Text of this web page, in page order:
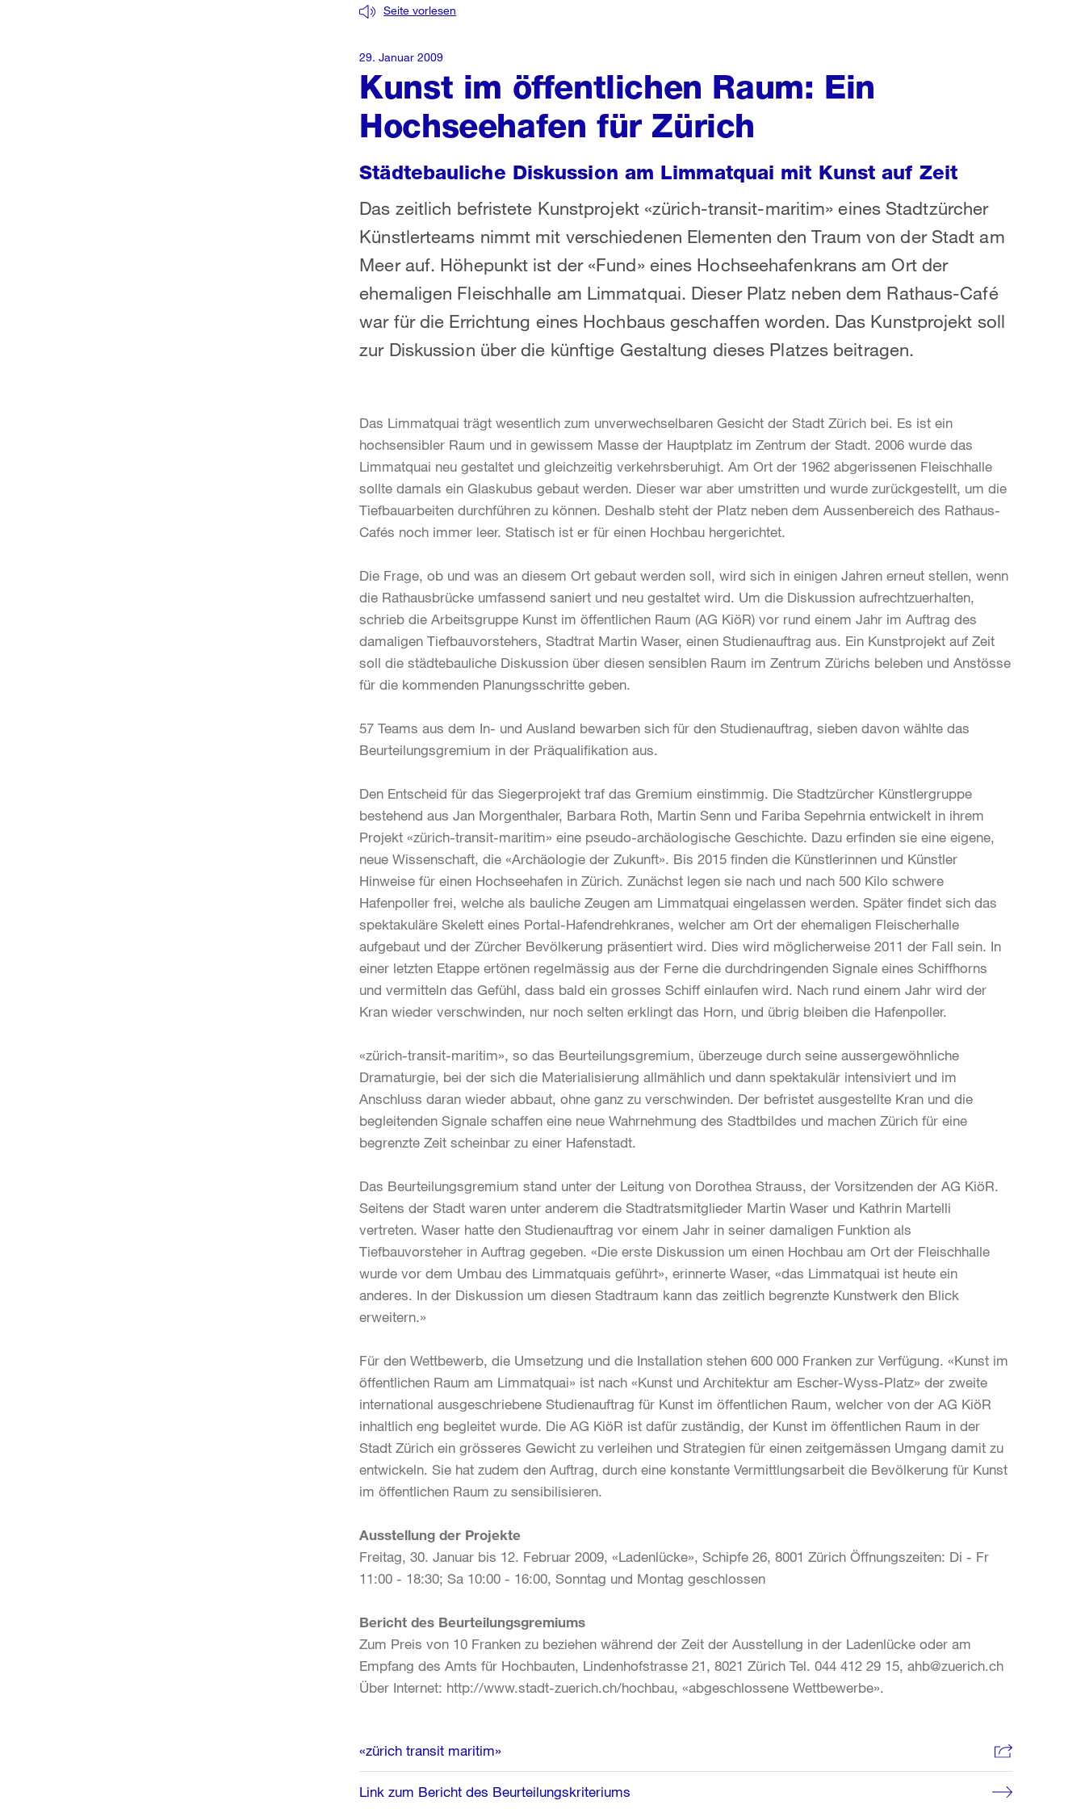
Kunst im öffentlichen Raum: Ein
Hochseehafen für Zürich
Seite vorlesen
Städtebauliche Diskussion am Limmatquai mit Kunst auf Zeit
Das zeitlich befristete Kunstprojekt «zürich-transit-maritim» eines Stadtzürcher
Künstlerteams nimmt mit verschiedenen Elementen den Traum von der Stadt am
Meer auf. Höhepunkt ist der «Fund» eines Hochseehafenkrans am Ort der
ehemaligen Fleischhalle am Limmatquai. Dieser Platz neben dem Rathaus-Café
war für die Errichtung eines Hochbaus geschaffen worden. Das Kunstprojekt soll
zur Diskussion über die künftige Gestaltung dieses Platzes beitragen.
29. Januar 2009
Das Limmatquai trägt wesentlich zum unverwechselbaren Gesicht der Stadt Zürich bei. Es ist ein
hochsensibler Raum und in gewissem Masse der Hauptplatz im Zentrum der Stadt. 2006 wurde das
Limmatquai neu gestaltet und gleichzeitig verkehrsberuhigt. Am Ort der 1962 abgerissenen Fleischhalle
sollte damals ein Glaskubus gebaut werden. Dieser war aber umstritten und wurde zurückgestellt, um die
Tiefbauarbeiten durchführen zu können. Deshalb steht der Platz neben dem Aussenbereich des Rathaus-
Cafés noch immer leer. Statisch ist er für einen Hochbau hergerichtet.
Die Frage, ob und was an diesem Ort gebaut werden soll, wird sich in einigen Jahren erneut stellen, wenn
die Rathausbrücke umfassend saniert und neu gestaltet wird. Um die Diskussion aufrechtzuerhalten,
schrieb die Arbeitsgruppe Kunst im öffentlichen Raum (AG KiöR) vor rund einem Jahr im Auftrag des
damaligen Tiefbauvorstehers, Stadtrat Martin Waser, einen Studienauftrag aus. Ein Kunstprojekt auf Zeit
soll die städtebauliche Diskussion über diesen sensiblen Raum im Zentrum Zürichs beleben und Anstösse
für die kommenden Planungsschritte geben.
57 Teams aus dem In- und Ausland bewarben sich für den Studienauftrag, sieben davon wählte das
Beurteilungsgremium in der Präqualifikation aus.
Den Entscheid für das Siegerprojekt traf das Gremium einstimmig. Die Stadtzürcher Künstlergruppe
bestehend aus Jan Morgenthaler, Barbara Roth, Martin Senn und Fariba Sepehrnia entwickelt in ihrem
Projekt «zürich-transit-maritim» eine pseudo-archäologische Geschichte. Dazu erfinden sie eine eigene,
neue Wissenschaft, die «Archäologie der Zukunft». Bis 2015 finden die Künstlerinnen und Künstler
Hinweise für einen Hochseehafen in Zürich. Zunächst legen sie nach und nach 500 Kilo schwere
Hafenpoller frei, welche als bauliche Zeugen am Limmatquai eingelassen werden. Später findet sich das
spektakuläre Skelett eines Portal-Hafendrehkranes, welcher am Ort der ehemaligen Fleischerhalle
aufgebaut und der Zürcher Bevölkerung präsentiert wird. Dies wird möglicherweise 2011 der Fall sein. In
einer letzten Etappe ertönen regelmässig aus der Ferne die durchdringenden Signale eines Schiffhorns
und vermitteln das Gefühl, dass bald ein grosses Schiff einlaufen wird. Nach rund einem Jahr wird der
Kran wieder verschwinden, nur noch selten erklingt das Horn, und übrig bleiben die Hafenpoller.
«zürich-transit-maritim», so das Beurteilungsgremium, überzeuge durch seine aussergewöhnliche
Dramaturgie, bei der sich die Materialisierung allmählich und dann spektakulär intensiviert und im
Anschluss daran wieder abbaut, ohne ganz zu verschwinden. Der befristet ausgestellte Kran und die
begleitenden Signale schaffen eine neue Wahrnehmung des Stadtbildes und machen Zürich für eine
begrenzte Zeit scheinbar zu einer Hafenstadt.
Das Beurteilungsgremium stand unter der Leitung von Dorothea Strauss, der Vorsitzenden der AG KiöR.
Seitens der Stadt waren unter anderem die Stadtratsmitglieder Martin Waser und Kathrin Martelli
vertreten. Waser hatte den Studienauftrag vor einem Jahr in seiner damaligen Funktion als
Tiefbauvorsteher in Auftrag gegeben. «Die erste Diskussion um einen Hochbau am Ort der Fleischhalle
wurde vor dem Umbau des Limmatquais geführt», erinnerte Waser, «das Limmatquai ist heute ein
anderes. In der Diskussion um diesen Stadtraum kann das zeitlich begrenzte Kunstwerk den Blick
erweitern.»
Für den Wettbewerb, die Umsetzung und die Installation stehen 600 000 Franken zur Verfügung. «Kunst im
öffentlichen Raum am Limmatquai» ist nach «Kunst und Architektur am Escher-Wyss-Platz» der zweite
international ausgeschriebene Studienauftrag für Kunst im öffentlichen Raum, welcher von der AG KiöR
inhaltlich eng begleitet wurde. Die AG KiöR ist dafür zuständig, der Kunst im öffentlichen Raum in der
Stadt Zürich ein grösseres Gewicht zu verleihen und Strategien für einen zeitgemässen Umgang damit zu
entwickeln. Sie hat zudem den Auftrag, durch eine konstante Vermittlungsarbeit die Bevölkerung für Kunst
im öffentlichen Raum zu sensibilisieren.
Ausstellung der Projekte
Freitag, 30. Januar bis 12. Februar 2009, «Ladenlücke», Schipfe 26, 8001 Zürich Öffnungszeiten: Di - Fr
11:00 - 18:30; Sa 10:00 - 16:00, Sonntag und Montag geschlossen
Bericht des Beurteilungsgremiums
Zum Preis von 10 Franken zu beziehen während der Zeit der Ausstellung in der Ladenlücke oder am
Empfang des Amts für Hochbauten, Lindenhofstrasse 21, 8021 Zürich Tel. 044 412 29 15, ahb@zuerich.ch
Über Internet: http://www.stadt-zuerich.ch/hochbau, «abgeschlossene Wettbewerbe».
Weitere
Informationen
«zürich transit maritim»
Link zum Bericht des Beurteilungskriteriums